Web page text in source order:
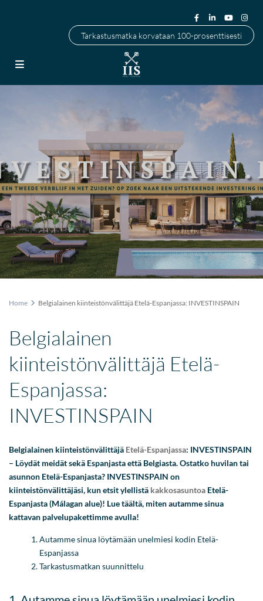
Tarkastusmatka korvataan 100-prosenttisesti
Home Belgialainen kiinteistönvälittäjä Etelä-Espanjassa: INVESTINSPAIN
Belgialainen
kiinteistönvälittäjä Etelä-
Espanjassa:
INVESTINSPAIN
Belgialainen kiinteistönvälittäjä Etelä-Espanjassa: INVESTINSPAIN
– Löydät meidät sekä Espanjasta että Belgiasta. Ostatko huvilan tai
asunnon Etelä-Espanjasta? INVESTINSPAIN on
kiinteistönvälittäjäsi, kun etsit ylellistä kakkosasuntoa Etelä-
Espanjasta (Málagan alue)! Lue täältä, miten autamme sinua
kattavan palvelupakettimme avulla!
Autamme sinua löytämään unelmiesi kodin Etelä-
Espanjassa
Tarkastusmatkan suunnittelu